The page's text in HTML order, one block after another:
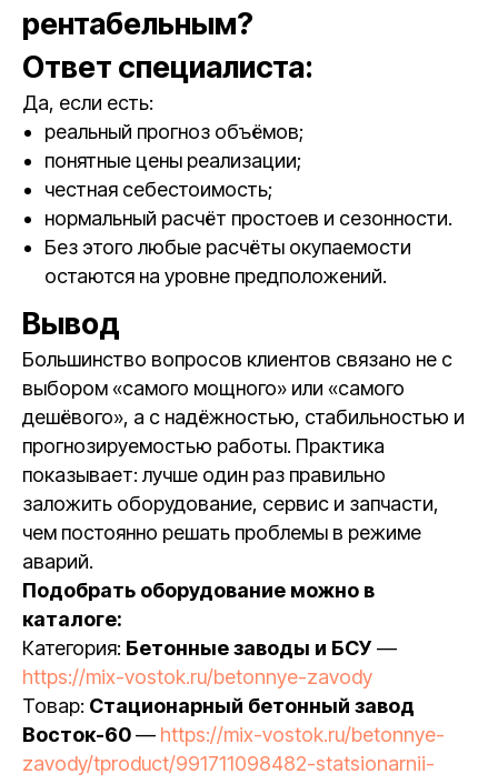
рентабельным?
Ответ специалиста:
Да, если есть:
реальный прогноз объёмов;
понятные цены реализации;
честная себестоимость;
нормальный расчёт простоев и сезонности.
Без этого любые расчёты окупаемости
остаются на уровне предположений.
Вывод
Большинство вопросов клиентов связано не с
выбором «самого мощного» или «самого
дешёвого», а с надёжностью, стабильностью и
прогнозируемостью работы. Практика
показывает: лучше один раз правильно
заложить оборудование, сервис и запчасти,
чем постоянно решать проблемы в режиме
аварий.
Подобрать оборудование можно в
каталоге:
Категория: Бетонные заводы и БСУ —
https://mix-vostok.ru/betonnye-zavody
Товар: Стационарный бетонный завод
Восток-60— https://mix-vostok.ru/betonnye-
zavody/tproduct/991711098482-statsionarnii-